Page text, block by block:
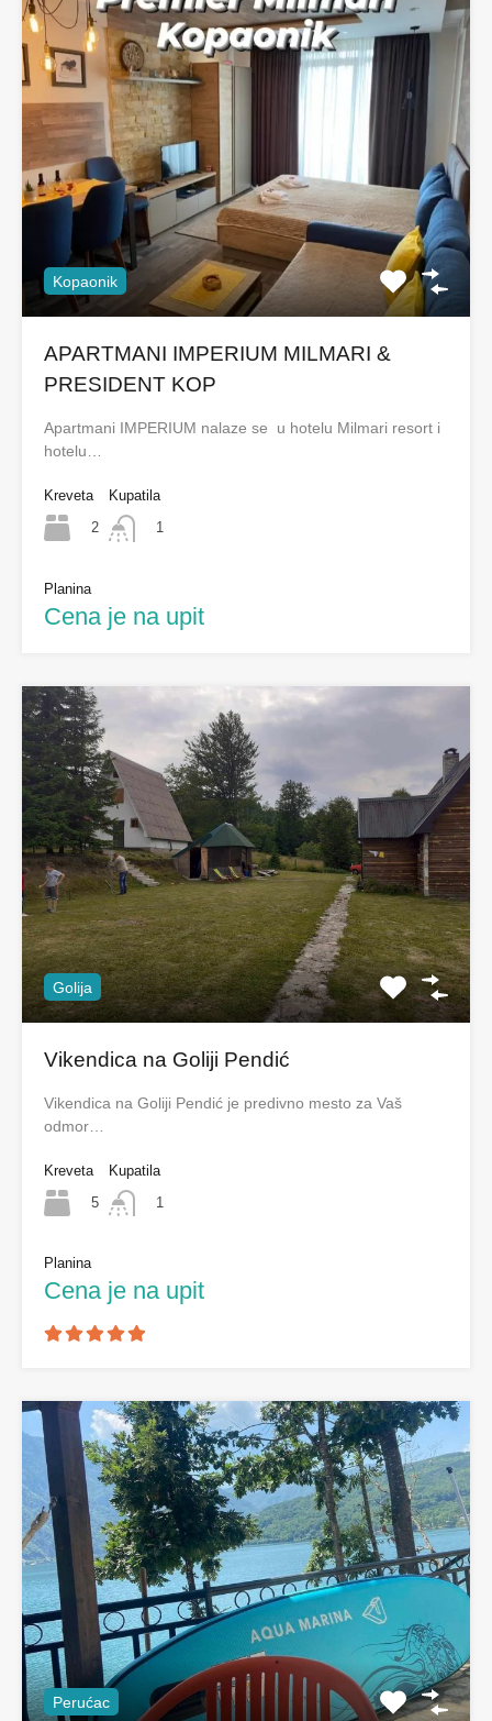
Kopaonik
APARTMANI IMPERIUM MILMARI &
PRESIDENT KOP
Apartmani IMPERIUM nalaze se u hotelu Milmari resort i
hotelu…
Kreveta
2
Kupatila
1
Planina
Cena je na upit
Golija
Vikendica na Goliji Pendić
Vikendica na Goliji Pendić je predivno mesto za Vaš
odmor…
Kreveta
5
Kupatila
1
Planina
Cena je na upit
Perućac